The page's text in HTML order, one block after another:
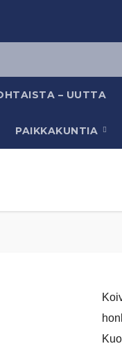
– UUTTA
PAIKKAKUNTIA